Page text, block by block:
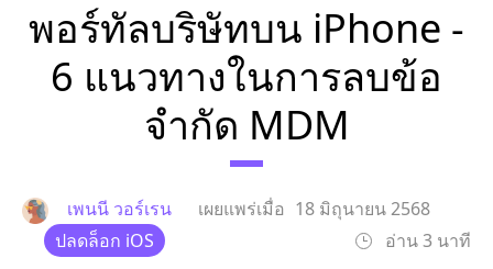
พอร์ทัลบริษัทบน iPhone -
6 แนวทางในการลบข้อ
จำกัด MDM
เพนนี วอร์เรน เผยแพร่เมื่อ 18 มิถุนายน 2568
ปลดล็อก iOS
อ่าน 3 นาที